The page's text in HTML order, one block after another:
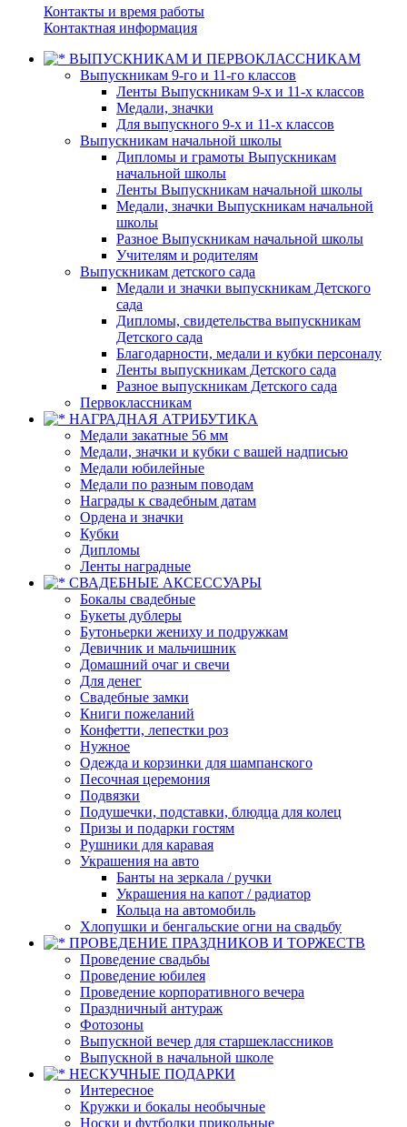
Контакты и время работы
Контактная информация
ВЫПУСКНИКАМ И ПЕРВОКЛАССНИКАМ
Выпускникам 9-го и 11-го классов
Ленты Выпускникам 9-х и 11-х классов
Медали, значки
Для выпускного 9-х и 11-х классов
Выпускникам начальной школы
Дипломы и грамоты Выпускникам
начальной школы
Ленты Выпускникам начальной школы
Медали, значки Выпускникам начальной
школы
Разное Выпускникам начальной школы
Учителям и родителям
Выпускникам детского сада
Медали и значки выпускникам Детского
сада
Дипломы, свидетельства выпускникам
Детского сада
Благодарности, медали и кубки персоналу
Ленты выпускникам Детского сада
Разное выпускникам Детского сада
Первоклассникам
НАГРАДНАЯ АТРИБУТИКА
Медали закатные 56 мм
Медали, значки и кубки с вашей надписью
Медали юбилейные
Медали по разным поводам
Награды к свадебным датам
Ордена и значки
Кубки
Дипломы
Ленты наградные
СВАДЕБНЫЕ АКСЕССУАРЫ
Бокалы свадебные
Букеты дублеры
Бутоньерки жениху и подружкам
Девичник и мальчишник
Домашний очаг и свечи
Для денег
Свадебные замки
Книги пожеланий
Конфетти, лепестки роз
Нужное
Одежда и корзинки для шампанского
Песочная церемония
Подвязки
Подушечки, подставки, блюдца для колец
Призы и подарки гостям
Рушники для каравая
Украшения на авто
Банты на зеркала / ручки
Украшения на капот / радиатор
Кольца на автомобиль
Хлопушки и бенгальские огни на свадьбу
ПРОВЕДЕНИЕ ПРАЗДНИКОВ И ТОРЖЕСТВ
Проведение свадьбы
Проведение юбилея
Проведение корпоративного вечера
Праздничный антураж
Фотозоны
Выпускной вечер для старшеклассников
Выпускной в начальной школе
НЕСКУЧНЫЕ ПОДАРКИ
Интересное
Кружки и бокалы необычные
Носки и футболки прикольные